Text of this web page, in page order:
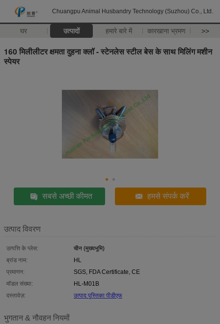
Chuangpu Animal Husbandry Technology (Suzhou) Co., Ltd.
घर उत्पादों हमारे बारे में कारखाना भ्रमण >>
160 मिलीलीटर क्षमता दुहना क्लॉ - स्टेनलेस स्टील बेस के साथ मिलिंग मशीन
स्पेयर
सबसे अच्छी कीमत हमसे संपर्क करें
उत्पाद विवरण
उत्पत्ति के प्लेस:
चीन (मुख्यभूमि)
ब्रांड नाम:
HL
प्रमाणन:
SGS, FDA Certificate, CE
मॉडल संख्या:
HL-M01B
दस्तावेज़:
उत्पाद पुस्तिका पीडीएफ
भुगतान & नौवहन नियमों